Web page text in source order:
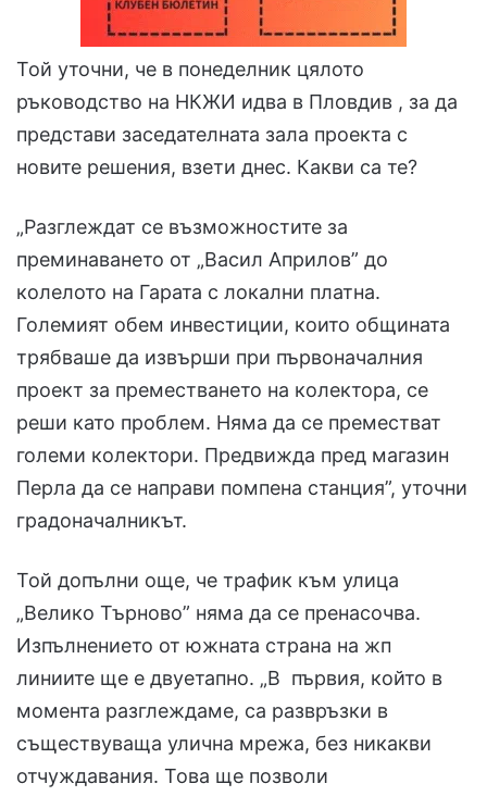
Той уточни, че в понеделник цялото
ръководство на НКЖИ идва в Пловдив , за да
представи заседателната зала проекта с
новите решения, взети днес. Какви са те?
„Разглеждат се възможностите за
преминаването от „Васил Априлов” до
колелото на Гарата с локални платна.
Големият обем инвестиции, които общината
трябваше да извърши при първоначалния
проект за преместването на колектора, се
реши като проблем. Няма да се преместват
големи колектори. Предвижда пред магазин
Перла да се направи помпена станция”, уточни
градоначалникът.
Той допълни още, че трафик към улица
„Велико Търново” няма да се пренасочва.
Изпълнението от южната страна на жп
линиите ще е двуетапно. „В първия, който в
момента разглеждаме, са развръзки в
съществуваща улична мрежа, без никакви
отчуждавания. Това ще позволи